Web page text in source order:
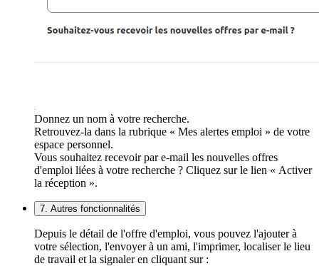
Donnez un nom à votre recherche.
Retrouvez-la dans la rubrique « Mes alertes emploi » de votre
espace personnel.
Vous souhaitez recevoir par e-mail les nouvelles offres
d'emploi liées à votre recherche ? Cliquez sur le lien « Activer
la réception ».
7. Autres fonctionnalités
Depuis le détail de l'offre d'emploi, vous pouvez l'ajouter à
votre sélection, l'envoyer à un ami, l'imprimer, localiser le lieu
de travail et la signaler en cliquant sur :